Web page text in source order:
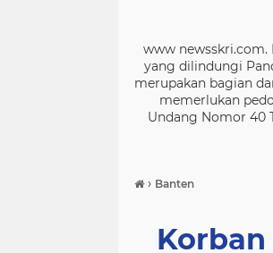
www newsskri.com.
yang dilindungi
merupakan bagian
memerlukan
Undang Nomor 40
› Banten